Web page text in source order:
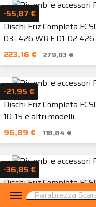
menu
Dischi Friz.Completa
03- 426 WR F 01-02 426
223,16 €
279,03 €
-55,87 €
Dischi Friz.Completa
10-15 e altri modelli
96,89 €
118,84 €
-21,95 €
Dischi Friz.Completa
10-15 e altri modelli
-36,85 €